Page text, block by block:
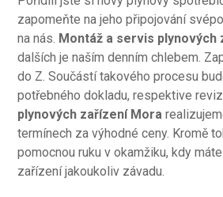
zapomeňte na jeho připojování
na nás. Montáž a servis plynových
dalších je naším denním chlebem.
do Z. Součástí takového procesu
potřebného dokladu, respektive
plynových zařízení Mora
termínech za výhodné ceny. Kromě
pomocnou ruku v okamžiku, kdy
zařízení jakoukoliv závadu.